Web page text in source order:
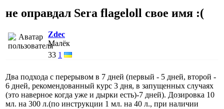
не оправдал Sera flageloll свое имя :(
Zdec
Малёк
33 1
Два подхода с перерывом в 7 дней (первый - 5 дней, второй -
6 дней, рекомендованный курс 3 дня, в запущенных случаях
(это наверное когда уже и дырки есть)-7 дней). Дозировка 10
мл. на 300 л.(по инструкции 1 мл. на 40 л., при наличии